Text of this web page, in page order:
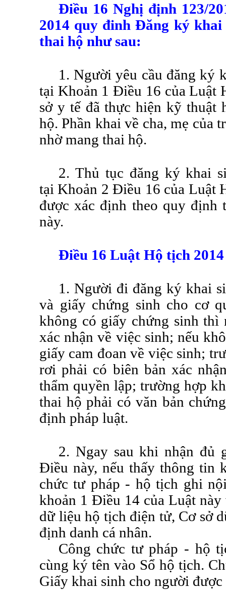
Điều 16 Nghị định 123/
2014 quy đinh Đăng ký
thai hộ như sau:
1. Người yêu cầu đăng ký
tại Khoản 1 Điều 16 của Luật
sở y tế đã thực hiện kỹ thuật
hộ. Phần khai về cha, mẹ của
nhờ mang thai hộ.
2. Thủ tục đăng ký khai
tạiKhoản 2 Điều 16 của Luật
được xác định theo quy
này.
Điều 16 Luật Hộ tịch
1. Người đi đăng ký khai
và giấy chứng sinh cho cơ
không có giấy chứng sinh thì
xác nhận về việc sinh; nếu
giấy cam đoan về việc sinh;
rơi phải có biên bản xác
thẩm quyền lập; trường hợp
thai hộ phải có văn bản
định pháp luật.
2. Ngay sau khi nhận đủ
Điều này, nếu thấy thông tin
chức tư pháp - hộ tịch ghi
khoản 1 Điều 14 của Luật này
dữ liệu hộ tịch điện tử, Cơ sở
định danh cá nhân.
Công chức tư pháp - hộ
cùng ký tên vào Sổ hộ tịch.
Giấy khai sinh cho người